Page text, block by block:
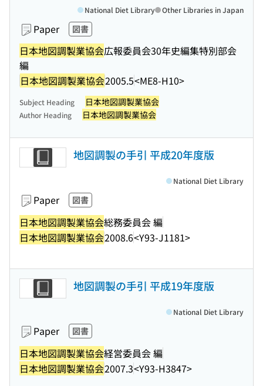
Paper 図書
日本地図調製業協会広報委員会30年史編集特別部会
編
日本地図調製業協会2005.5<ME8-H10>
National Diet Library Other Libraries in Japan
Subject Heading 日本地図調製業協会
Author Heading 日本地図調製業協会
地図調製の手引 平成20年度版
Paper 図書
日本地図調製業協会総務委員会 編
日本地図調製業協会2008.6<Y93-J1181>
National Diet Library
地図調製の手引 平成19年度版
Paper 図書
日本地図調製業協会経営委員会 編
日本地図調製業協会2007.3<Y93-H3847>
National Diet Library